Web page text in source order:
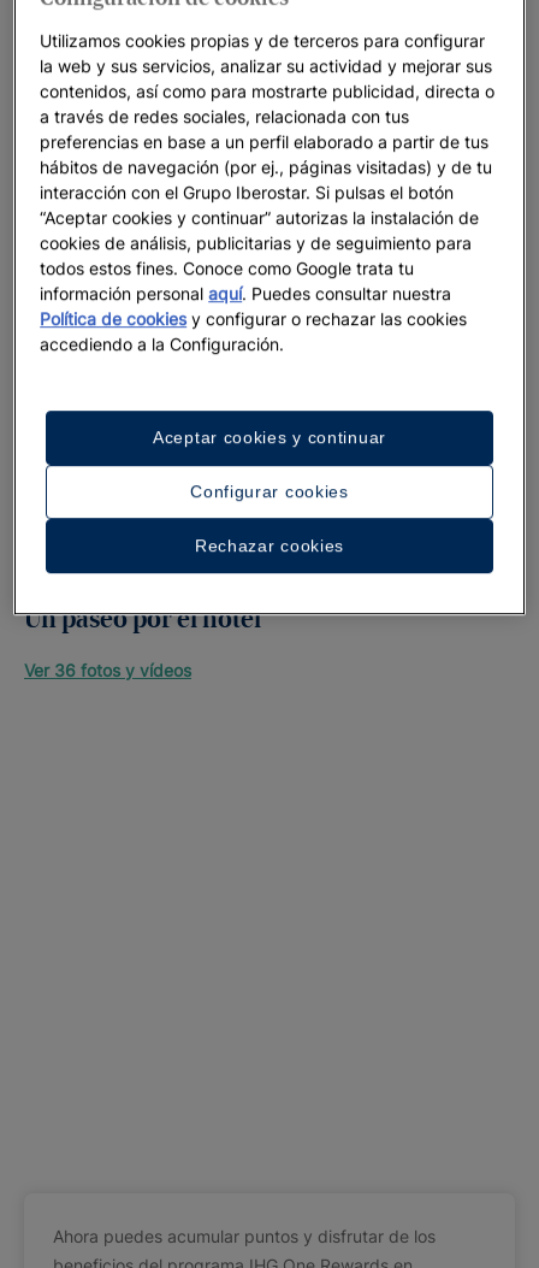
Un paseo por el hotel
Ver 36 fotos y vídeos
Ahora puedes acumular puntos y disfrutar de los
Utilizamos cookies propias y de terceros para configurar
la web y sus servicios, analizar su actividad y mejorar sus
contenidos, así como para mostrarte publicidad, directa o
a través de redes sociales, relacionada con tus
preferencias en base a un perfil elaborado a partir de tus
hábitos de navegación (por ej., páginas visitadas) y de tu
interacción con el Grupo Iberostar. Si pulsas el botón
“Aceptar cookies y continuar” autorizas la instalación de
cookies de análisis, publicitarias y de seguimiento para
todos estos fines. Conoce como Google trata tu
información personalaquí. Puedes consultar nuestra
Política de cookiesy configurar o rechazar las cookies
accediendo a la Configuración.
Configurar cookies
Rechazar cookies
Aceptar cookies y continuar